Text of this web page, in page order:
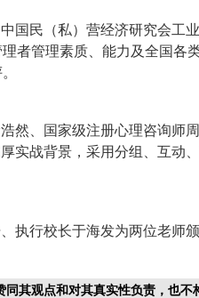
民（私）营经济研究会工
者管理素质、能力及全国各
然、国家级注册心理咨询师
实战背景，采用分组、互动
执行校长于海发为两位老师
其观点和对其真实性负责，也